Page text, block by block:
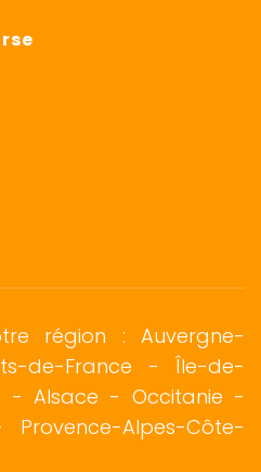
région : Auvergne-
de-France - Île-de-
-Alsace - Occitanie -
Provence-Alpes-Côte-